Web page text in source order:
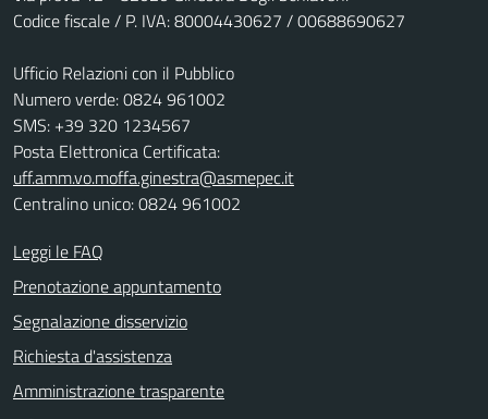
Codice fiscale / P. IVA: 80004430627 / 00688690627
Ufficio Relazioni con il Pubblico
Numero verde: 0824 961002
SMS: +39 320 1234567
Posta Elettronica Certificata:
uff.amm.vo.moffa.ginestra@asmepec.it
Centralino unico: 0824 961002
Leggi le FAQ
Prenotazione appuntamento
Segnalazione disservizio
Richiesta d'assistenza
Amministrazione trasparente